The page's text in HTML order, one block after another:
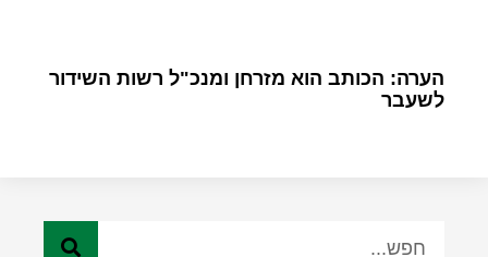
הערה: הכותב הוא מזרחן ומנכ"ל רשות השידור
לשעבר